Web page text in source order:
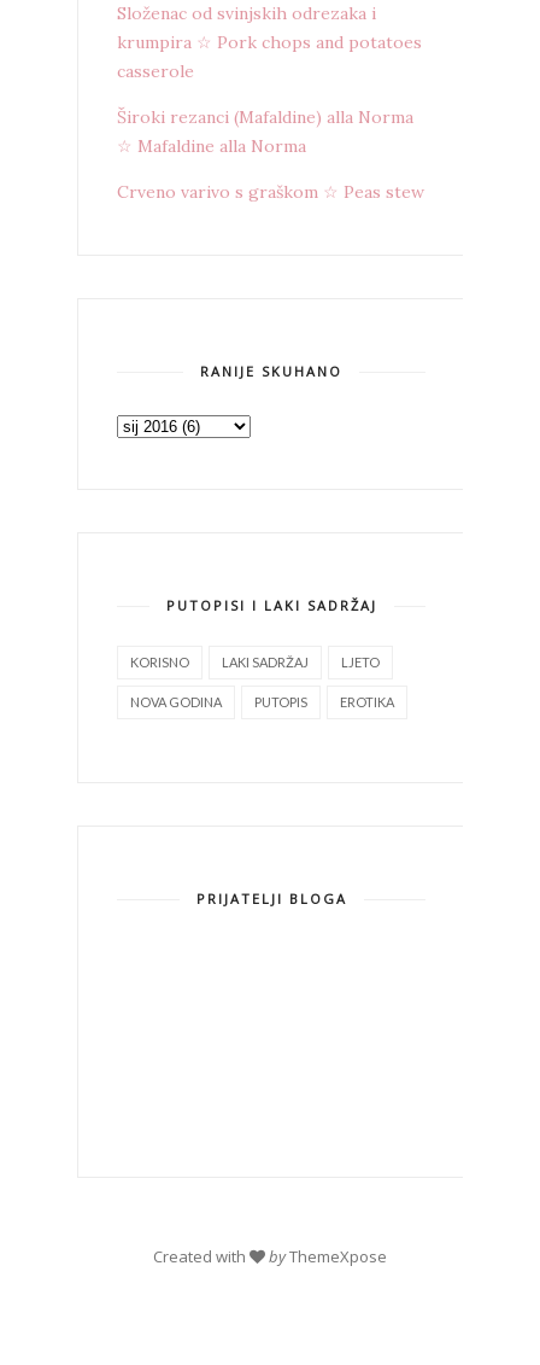
Složenac od svinjskih odrezaka i
krumpira ☆ Pork chops and potatoes
casserole
Široki rezanci (Mafaldine) alla Norma
☆ Mafaldine alla Norma
Crveno varivo s graškom ☆ Peas stew
RANIJE SKUHANO
PUTOPISI I LAKI SADRŽAJ
KORISNO LAKI SADRŽAJ LJETO
NOVA GODINA PUTOPIS EROTIKA
PRIJATELJI BLOGA
Created with byThemeXpose